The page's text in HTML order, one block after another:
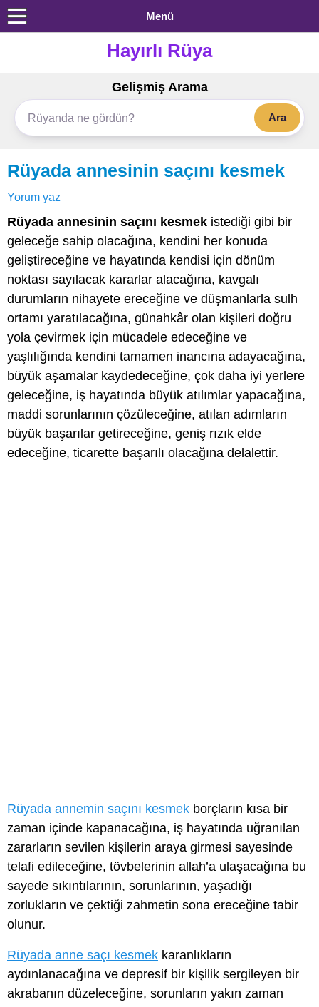
Menü
Hayırlı Rüya
Gelişmiş Arama
Ara
Rüyada annesinin saçını kesmek
Yorum yaz
Rüyada annesinin saçını kesmek istediği gibi bir
geleceğe sahip olacağına, kendini her konuda
geliştireceğine ve hayatında kendisi için dönüm
noktası sayılacak kararlar alacağına, kavgalı
durumların nihayete ereceğine ve düşmanlarla sulh
ortamı yaratılacağına, günahkâr olan kişileri doğru
yola çevirmek için mücadele edeceğine ve
yaşlılığında kendini tamamen inancına adayacağına,
büyük aşamalar kaydedeceğine, çok daha iyi yerlere
geleceğine, iş hayatında büyük atılımlar yapacağına,
maddi sorunlarının çözüleceğine, atılan adımların
büyük başarılar getireceğine, geniş rızık elde
edeceğine, ticarette başarılı olacağına delalettir.
Rüyada annemin saçını kesmek borçların kısa bir
zaman içinde kapanacağına, iş hayatında uğranılan
zararların sevilen kişilerin araya girmesi sayesinde
telafi edileceğine, tövbelerinin allah’a ulaşacağına bu
sayede sıkıntılarının, sorunlarının, yaşadığı
zorlukların ve çektiği zahmetin sona ereceğine tabir
olunur.
Rüyada anne saçı kesmek karanlıkların
aydınlanacağına ve depresif bir kişilik sergileyen bir
akrabanın düzeleceğine, sorunların yakın zaman